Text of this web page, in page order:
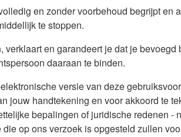
en zonder voorbehoud begrijpt en
te stoppen.
en garandeert je dat je bevoegd
daaraan te binden.
versie van deze
jouw handtekening en voor akkoord te
bepalingen of juridische redenen -
op ons verzoek is opgesteld zullen